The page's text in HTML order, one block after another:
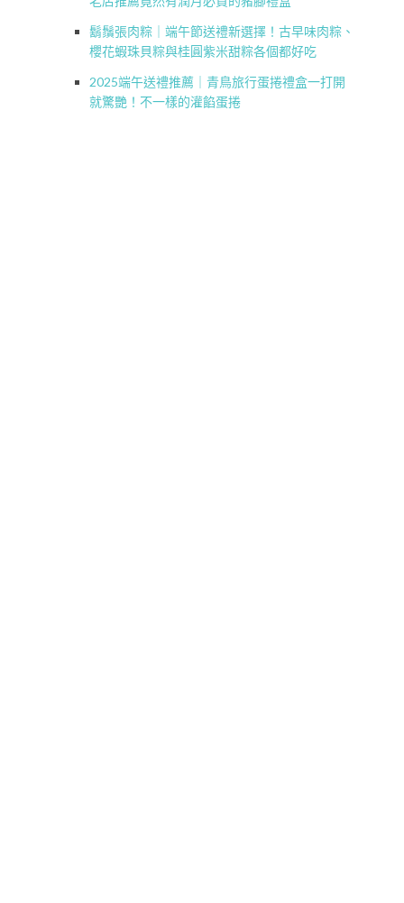
鬍鬚張肉粽｜端午節送禮新選擇！古早味肉粽、
櫻花蝦珠貝粽與桂圓紫米甜粽各個都好吃
2025端午送禮推薦｜青鳥旅行蛋捲禮盒一打開
就驚艷！不一樣的灌餡蛋捲